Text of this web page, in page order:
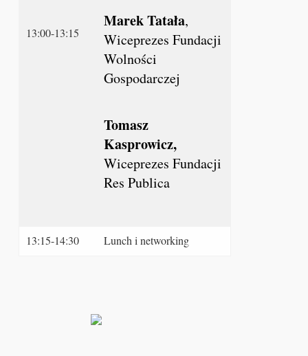
13:00-13:15
Marek Tatała,
Wiceprezes Fundacji
Wolności
Gospodarczej
Tomasz
Kasprowicz,
Wiceprezes Fundacji
Res Publica
13:15-14:30 Lunch i networking